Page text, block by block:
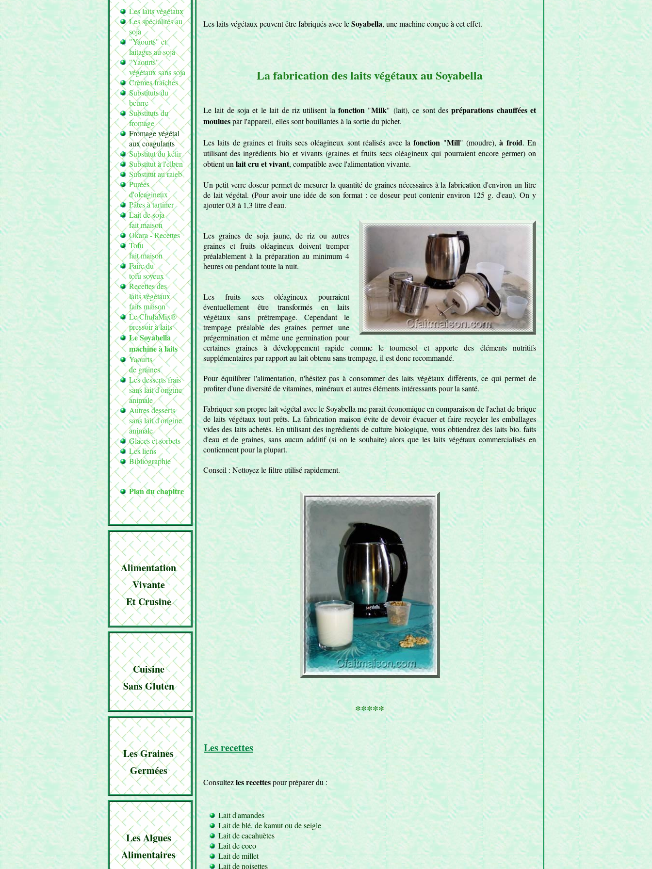
Les laits végétaux
Les spécialités au
soja
"Yaourts" et
laitages au soja
"Yaourts"
végétaux sans soja
Crèmes fraîches
Substituts du
beurre
Substituts du
fromage
Fromage végétal
aux coagulants
Substitut du kéfir
Substitut à l'elben
Substitut au raieb
Purées
d'oleagineux
Pâtes à tartiner
Lait de soja
fait maison
Okara - Recettes
Tofu
fait maison
Faire du
tofu soyeux
Recettes des
laits végétaux
faits maison
Le ChufaMix®
pressoir à laits
Le Soyabella
machine à laits
Yaourts
de graines
Les desserts frais
sans lait d'origine
animale
Autres desserts
sans lait d'origine
animale
Glaces et sorbets
Les liens
Bibliographie
Plan du chapitre
Alimentation
Vivante
Et Crusine
Cuisine
Sans Gluten
Les Graines
Germées
Les Algues
Alimentaires
Les laits végétaux peuvent être fabriqués avec leSoyabella, une machine conçue à cet effet.
La fabrication des laits végétaux au Soyabella
Le lait de soja et le lait de riz utilisent lafonction "Milk" (lait), ce sont despréparations chauffées et
mouluespar l'appareil, elles sont bouillantes à la sortie du pichet.
Les laits de graines et fruits secs oléagineux sont réalisés avec lafonction"Mill" (moudre),à froid. En
utilisant des ingrédients bio et vivants (graines et fruits secs oléagineux qui pourraient encore germer) on
obtient un lait cru et vivant, compatible avec l'alimentation vivante.
Un petit verre doseur permet de mesurer la quantité de graines nécessaires à la fabrication d'environ un litre
de lait végétal. (Pour avoir une idée de son format : ce doseur peut contenir environ 125 g. d'eau). On y
ajouter 0,8 à 1,3 litre d'eau.
Les graines de soja jaune, de riz ou autres
graines et fruits oléagineux doivent tremper
préalablement à la préparation au minimum 4
heures ou pendant toute la nuit.
Les fruits secs oléagineux pourraient
éventuellement être transformés en laits
végétaux sans prétrempage. Cependant le
trempage préalable des graines permet une
prégermination et même une germination pour
certaines graines à développement rapide comme le tournesol et apporte des éléments nutritifs
supplémentaires par rapport au lait obtenu sans trempage, il est donc recommandé.
Pour équilibrer l'alimentation, n'hésitez pas à consommer des laits végétaux différents, ce qui permet de
profiter d'une diversité de vitamines, minéraux et autres éléments intéressants pour la santé.
Fabriquer son propre lait végétal avec le Soyabella me parait économique en comparaison de l'achat de brique
de laits végétaux tout prêts. La fabrication maison évite de devoir évacuer et faire recycler les emballages
vides des laits achetés. En utilisant des ingrédients de culture biologique, vous obtiendrez des laits bio. faits
d'eau et de graines, sans aucun additif (si on le souhaite) alors que les laits végétaux commercialisés en
contiennent pour la plupart.
Conseil : Nettoyez le filtre utilisé rapidement.
*****
Les recettes
Consultezles recettespour préparer du :
Lait d'amandes
Lait de blé, de kamut ou de seigle
Lait de cacahuètes
Lait de coco
Lait de millet
Lait de noisettes